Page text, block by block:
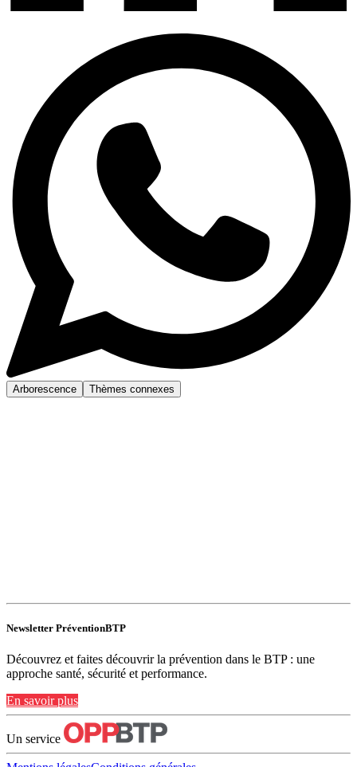
Arborescence Thèmes connexes
Newsletter PréventionBTP
Découvrez et faites découvrir la prévention dans le BTP : une
approche santé, sécurité et performance.
En savoir plus
Un service